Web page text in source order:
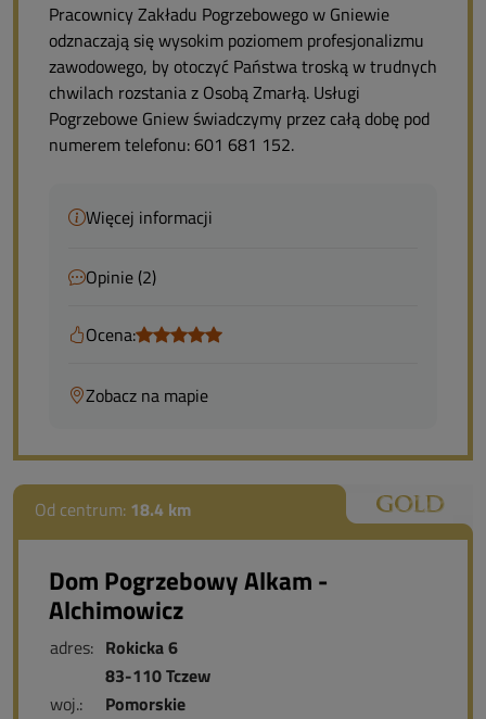
Pracownicy Zakładu Pogrzebowego w Gniewie
odznaczają się wysokim poziomem profesjonalizmu
zawodowego, by otoczyć Państwa troską w trudnych
chwilach rozstania z Osobą Zmarłą. Usługi
Pogrzebowe Gniew świadczymy przez całą dobę pod
numerem telefonu: 601 681 152.
Więcej informacji
Opinie (2)
Ocena:
Zobacz na mapie
Od centrum: 18.4 km
Dom Pogrzebowy Alkam -
Alchimowicz
adres: Rokicka 6
83-110 Tczew
woj.:
Pomorskie